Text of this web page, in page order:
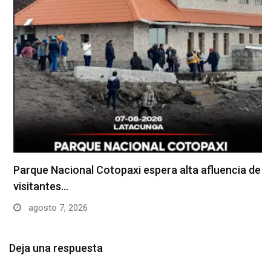
Parque Nacional Cotopaxi espera alta afluencia de
visitantes…
agosto 7, 2026
Deja una respuesta